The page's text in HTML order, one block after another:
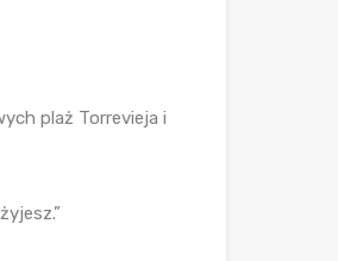
plaż Torrevieja i